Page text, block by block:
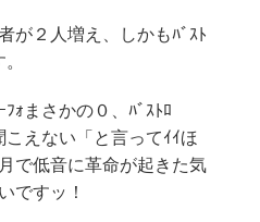
が２人増え、しかもﾊﾞｽﾄ
ｫまさかの０、ﾊﾞｽﾄﾛ
こえない「と言ってｲｲほ
で低音に革命が起きた気
ですッ！